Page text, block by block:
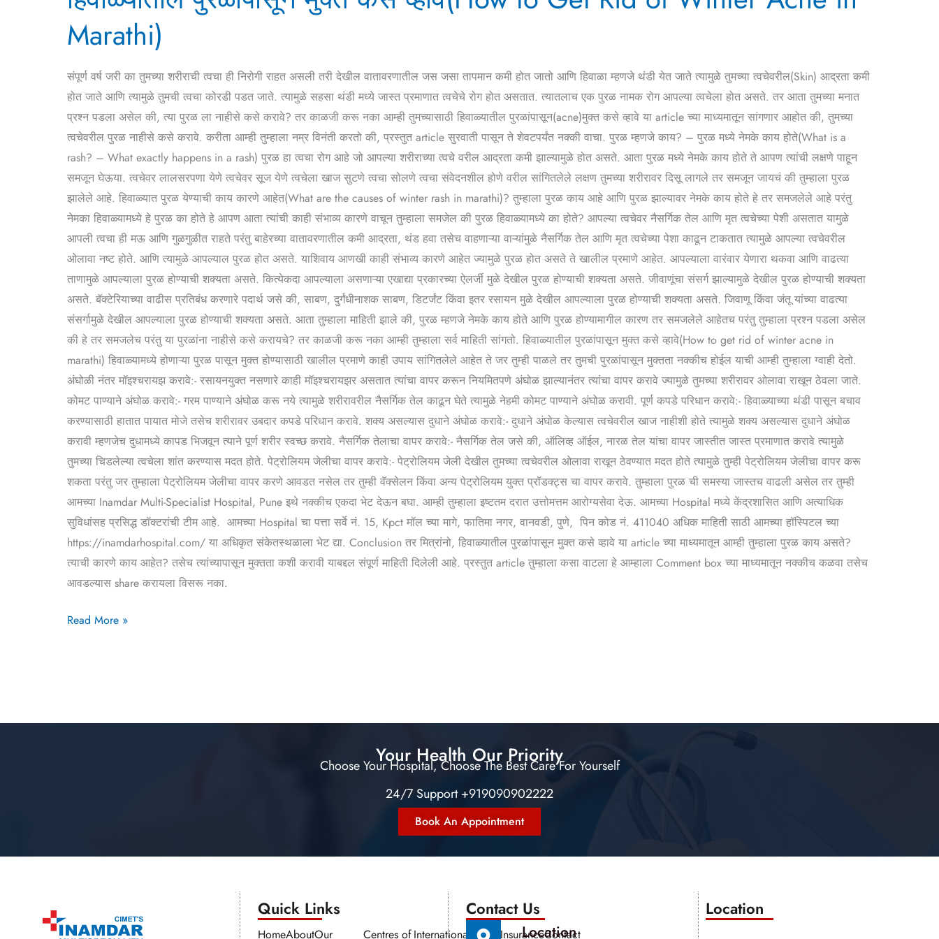
Marathi)
संपूर्ण वर्ष जरी का तुमच्या शरीराची त्वचा ही निरोगी राहत असली तरी देखील वातावरणातील जस जसा तापमान कमी होत जातो आणि हिवाळा म्हणजे थंडी येत जाते त्यामुळे तुमच्या त्वचेवरील(Skin) आद्रता कमी
होत जाते आणि त्यामुळे तुमची त्वचा कोरडी पडत जाते. त्यामुळे सहसा थंडी मध्ये जास्त प्रमाणात त्वचेचे रोग होत असतात. त्यातलाच एक पुरळ नामक रोग आपल्या त्वचेला होत असते. तर आता तुमच्या मनात
प्रश्न पडला असेल की, त्या पुरळ ला नाहीसे कसे करावे? तर काळजी करू नका आम्ही तुमच्यासाठी हिवाळ्यातील पुरळांपासून(acne)मुक्त कसे व्हावे या article च्या माध्यमातून सांगणार आहोत की, तुमच्या
त्वचेवरील पुरळ नाहीसे कसे करावे. करीता आम्ही तुम्हाला नम्र विनंती करतो की, प्रस्तुत article सुरवाती पासून ते शेवटपर्यंत नक्की वाचा. पुरळ म्हणजे काय? – पुरळ मध्ये नेमके काय होते(What is a
rash? – What exactly happens in a rash) पुरळ हा त्वचा रोग आहे जो आपल्या शरीराच्या त्वचे वरील आद्रता कमी झाल्यामुळे होत असते. आता पुरळ मध्ये नेमके काय होते ते आपण त्यांची लक्षणे पाहून
समजून घेऊया. त्वचेवर लालसरपणा येणे त्वचेवर सूज येणे त्वचेला खाज सुटणे त्वचा सोलणे त्वचा संवेदनशील होणे वरील सांगितलेले लक्षण तुमच्या शरीरावर दिसू लागले तर समजून जायचं की तुम्हाला पुरळ
झालेले आहे. हिवाळ्यात पुरळ येण्याची काय कारणे आहेत(What are the causes of winter rash in marathi)? तुम्हाला पुरळ काय आहे आणि पुरळ झाल्यावर नेमके काय होते हे तर समजलेले आहे परंतु
नेमका हिवाळ्यामध्ये हे पुरळ का होते हे आपण आता त्यांची काही संभाव्य कारणे वाचून तुम्हाला समजेल की पुरळ हिवाळ्यामध्ये का होते? आपल्या त्वचेवर नैसर्गिक तेल आणि मृत त्वचेच्या पेशी असतात यामुळे
आपली त्वचा ही मऊ आणि गुळगुळीत राहते परंतु बाहेरच्या वातावरणातील कमी आद्रता, थंड हवा तसेच वाहणाऱ्या वाऱ्यांमुळे नैसर्गिक तेल आणि मृत त्वचेच्या पेशा काढून टाकतात त्यामुळे आपल्या त्वचेवरील
ओलावा नष्ट होते. आणि त्यामुळे आपल्याल पुरळ होत असते. याशिवाय आणखी काही संभाव्य कारणे आहेत ज्यामुळे पुरळ होत असते ते खालील प्रमाणे आहेत. आपल्याला वारंवार येणारा थकवा आणि वाढत्या
ताणामुळे आपल्याला पुरळ होण्याची शक्यता असते. कित्येकदा आपल्याला असणाऱ्या एखाद्या प्रकारच्या ऐलर्जी मुळे देखील पुरळ होण्याची शक्यता असते. जीवाणूंचा संसर्ग झाल्यामुळे देखील पुरळ होण्याची शक्यता
असते. बॅक्टेरियाच्या वाढीस प्रतिबंध करणारे पदार्थ जसे की, साबण, दुर्गंधीनाशक साबण, डिटर्जंट किंवा इतर रसायन मुळे देखील आपल्याला पुरळ होण्याची शक्यता असते. जिवाणू किंवा जंतू यांच्या वाढत्या
संसर्गामुळे देखील आपल्याला पुरळ होण्याची शक्यता असते. आता तुम्हाला माहिती झाले की, पुरळ म्हणजे नेमके काय होते आणि पुरळ होण्यामागील कारण तर समजलेले आहेतच परंतु तुम्हाला प्रश्न पडला असेल
की हे तर समजलेच परंतु या पुरळांना नाहीसे कसे करायचे? तर काळजी करू नका आम्ही तुम्हाला सर्व माहिती सांगतो. हिवाळ्यातील पुरळांपासून मुक्त कसे व्हावे(How to get rid of winter acne in
marathi) हिवाळ्यामध्ये होणाऱ्या पुरळ पासून मुक्त होण्यासाठी खालील प्रमाणे काही उपाय सांगितलेले आहेत ते जर तुम्ही पाळले तर तुमची पुरळांपासून मुक्तता नक्कीच होईल याची आम्ही तुम्हाला ग्वाही देतो.
अंघोळी नंतर मॉइश्चरायझ करावे:- रसायनयुक्त नसणारे काही मॉइश्चरायझर असतात त्यांचा वापर करून नियमितपणे अंघोळ झाल्यानंतर त्यांचा वापर करावे ज्यामुळे तुमच्या शरीरावर ओलावा राखून ठेवला जाते.
कोमट पाण्याने अंघोळ करावे:- गरम पाण्याने अंघोळ करू नये त्यामुळे शरीरावरील नैसर्गिक तेल काढून घेते त्यामुळे नेहमी कोमट पाण्याने अंघोळ करावी. पूर्ण कपडे परिधान करावे:- हिवाळ्याच्या थंडी पासून बचाव
करण्यासाठी हातात पायात मोजे तसेच शरीरावर उबदार कपडे परिधान करावे. शक्य असल्यास दुधाने अंघोळ करावे:- दुधाने अंघोळ केल्यास त्वचेवरील खाज नाहीशी होते त्यामुळे शक्य असल्यास दुधाने अंघोळ
करावी म्हणजेच दुधामध्ये कापड भिजवून त्याने पूर्ण शरीर स्वच्छ करावे. नैसर्गिक तेलाचा वापर करावे:- नैसर्गिक तेल जसे की, ऑलिव्ह ऑईल, नारळ तेल यांचा वापर जास्तीत जास्त प्रमाणात करावे त्यामुळे
तुमच्या चिडलेल्या त्वचेला शांत करण्यास मदत होते. पेट्रोलियम जेलीचा वापर करावे:- पेट्रोलियम जेली देखील तुमच्या त्वचेवरील ओलावा राखून ठेवण्यात मदत होते त्यामुळे तुम्ही पेट्रोलियम जेलीचा वापर करू
शकता परंतु जर तुम्हाला पेट्रोलियम जेलीचा वापर करणे आवडत नसेल तर तुम्ही वॅक्सेलन किंवा अन्य पेट्रोलियम युक्त प्रॉडक्ट्स चा वापर करावे. तुम्हाला पुरळ ची समस्या जास्तच वाढली असेल तर तुम्ही
आमच्या Inamdar Multi-Specialist Hospital, Pune इथे नक्कीच एकदा भेट देऊन बघा. आम्ही तुम्हाला इष्टतम दरात उत्तोमत्तम आरोग्यसेवा देऊ. आमच्या Hospital मध्ये केंद्रशासित आणि अत्याधिक
सुविधांसह प्रसिद्ध डॉक्टरांची टीम आहे. आमच्या Hospital चा पत्ता सर्वे नं. 15, Kpct मॉल च्या मागे, फातिमा नगर, वानवडी, पुणे, पिन कोड नं. 411040 अधिक माहिती साठी आमच्या हॉस्पिटल च्या
https://inamdarhospital.com/ या अधिकृत संकेतस्थळाला भेट द्या. Conclusion तर मित्रांनो, हिवाळ्यातील पुरळांपासून मुक्त कसे व्हावे या article च्या माध्यमातून आम्ही तुम्हाला पुरळ काय असते?
त्याची कारणे काय आहेत? तसेच त्यांच्यापासून मुक्तता कशी करावी याबद्दल संपूर्ण माहिती दिलेली आहे. प्रस्तुत article तुम्हाला कसा वाटला हे आम्हाला Comment box च्या माध्यमातून नक्कीच कळवा तसेच
आवडल्यास share करायला विसरू नका.
मुक्त
कसे
to
Get
Rid
of
Winter
Acne
in
Marathi)
Read More »
Your Health Our Priority
Choose Your Hospital, Choose The Best Care For Yourself
24/7 Support +919090902222
Book An Appointment
Quick Links​​
HomeAboutOur Centres ofInternational Media InsuranceContact
Contact Us
Location
Location